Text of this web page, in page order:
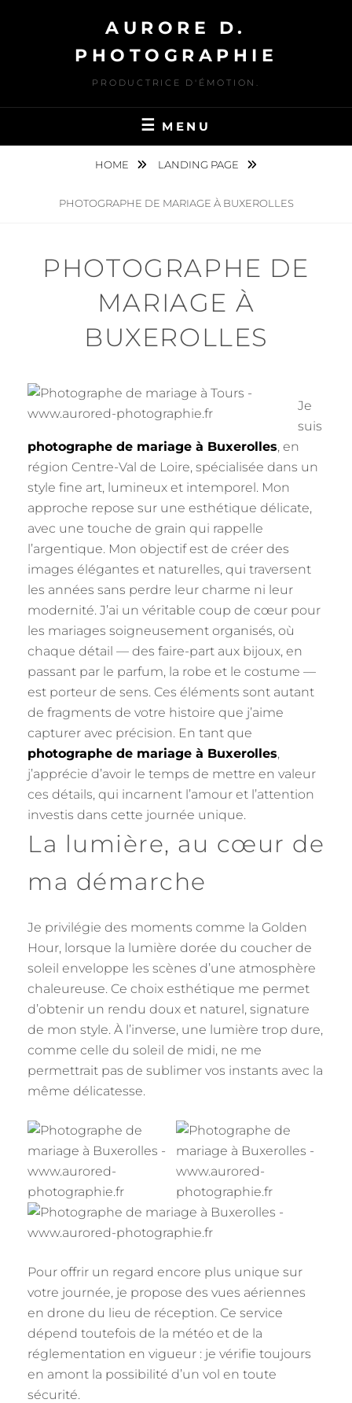
AURORE D.
PHOTOGRAPHIE
PRODUCTRICE D'ÉMOTION.
MENU
HOME LANDING PAGE
PHOTOGRAPHE DE MARIAGE À BUXEROLLES
PHOTOGRAPHE DE
MARIAGE À
BUXEROLLES
Je
suis
photographe de mariage à Buxerolles, en
région Centre-Val de Loire, spécialisée dans un
style fine art, lumineux et intemporel. Mon
approche repose sur une esthétique délicate,
avec une touche de grain qui rappelle
l’argentique. Mon objectif est de créer des
images élégantes et naturelles, qui traversent
les années sans perdre leur charme ni leur
modernité. J’ai un véritable coup de cœur pour
les mariages soigneusement organisés, où
chaque détail — des faire-part aux bijoux, en
passant par le parfum, la robe et le costume —
est porteur de sens. Ces éléments sont autant
de fragments de votre histoire que j’aime
capturer avec précision. En tant que
photographe de mariage à Buxerolles,
j’apprécie d’avoir le temps de mettre en valeur
ces détails, qui incarnent l’amour et l’attention
investis dans cette journée unique.
La lumière, au cœur de
ma démarche
Je privilégie des moments comme la Golden
Hour, lorsque la lumière dorée du coucher de
soleil enveloppe les scènes d’une atmosphère
chaleureuse. Ce choix esthétique me permet
d’obtenir un rendu doux et naturel, signature
de mon style. À l’inverse, une lumière trop dure,
comme celle du soleil de midi, ne me
permettrait pas de sublimer vos instants avec la
même délicatesse.
Pour offrir un regard encore plus unique sur
votre journée, je propose des vues aériennes
en drone du lieu de réception. Ce service
dépend toutefois de la météo et de la
réglementation en vigueur : je vérifie toujours
en amont la possibilité d’un vol en toute
sécurité.